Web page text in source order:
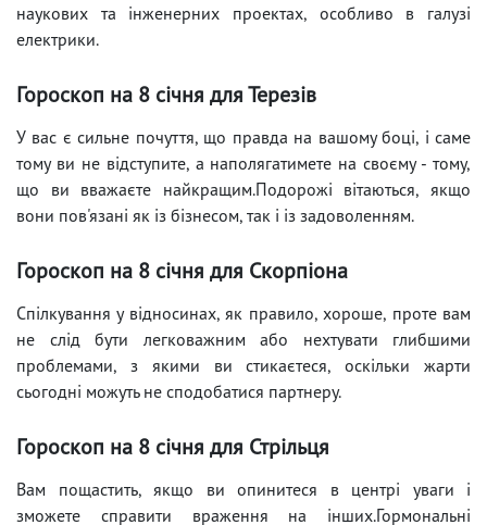
наукових та інженерних проектах, особливо в галузі
електрики.
Гороскоп на 8 січня для Терезів
У вас є сильне почуття, що правда на вашому боці, і саме
тому ви не відступите, а наполягатимете на своєму - тому,
що ви вважаєте найкращим.Подорожі вітаються, якщо
вони пов'язані як із бізнесом, так і із задоволенням.
Гороскоп на 8 січня для Скорпіона
Спілкування у відносинах, як правило, хороше, проте вам
не слід бути легковажним або нехтувати глибшими
проблемами, з якими ви стикаєтеся, оскільки жарти
сьогодні можуть не сподобатися партнеру.
Гороскоп на 8 січня для Стрільця
Вам пощастить, якщо ви опинитеся в центрі уваги і
зможете справити враження на інших.Гормональні